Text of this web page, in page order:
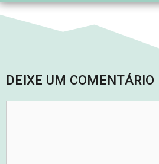
DEIXE UM COMENTÁRIO